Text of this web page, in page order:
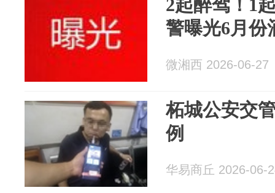
2起醉驾！1
警曝光6月份
微湘西 2026-06-27
柘城公安交
例
华易商丘 2026-06-